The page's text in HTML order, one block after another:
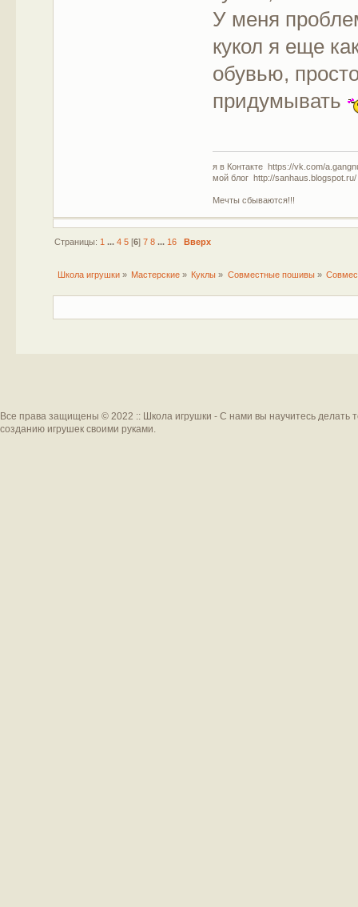
У меня
кукол я еще
обувью,
придумывать
я в Контакте https://vk.com/
мой блог http://sanhaus.blogspot.ru/
Мечты сбываются!!!
Страницы: 1 ... 4 5[6] 7 8 ... 16 Вверх
Школа игрушки» Мастерские » Куклы » Совместные пошивы»
Все права защищены © 2022 :: Школа игрушки - С нами вы научитесь делать
созданию игрушек своими руками.